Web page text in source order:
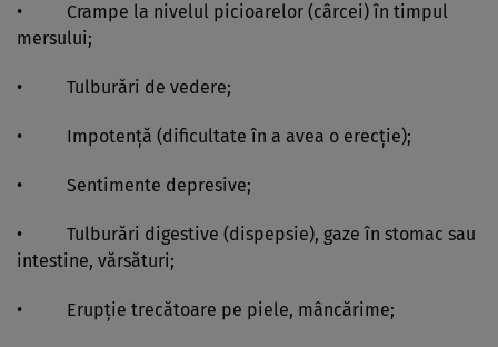
• Crampe la nivelul picioarelor (cârcei) în timpul
mersului;
• Tulburări de vedere;
• Impotenţă (dificultate în a avea o erecţie);
• Sentimente depresive;
• Tulburări digestive (dispepsie), gaze în stomac sau
intestine, vărsături;
• Erupţie trecătoare pe piele, mâncărime;